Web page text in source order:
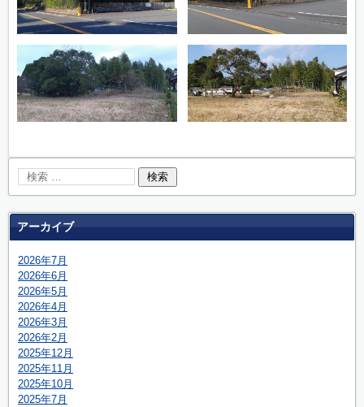
アーカイブ
2026年7月
2026年6月
2026年5月
2026年4月
2026年3月
2026年2月
2025年12月
2025年11月
2025年10月
2025年7月